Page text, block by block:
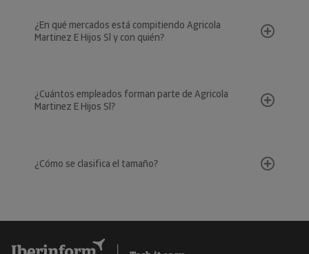
¿En qué mercados está compitiendo Agricola
Martinez E Hijos Sl y con quién?
¿Cuántos empleados forman parte de Agricola
Martinez E Hijos Sl?
¿Cómo se clasifica el tamaño?